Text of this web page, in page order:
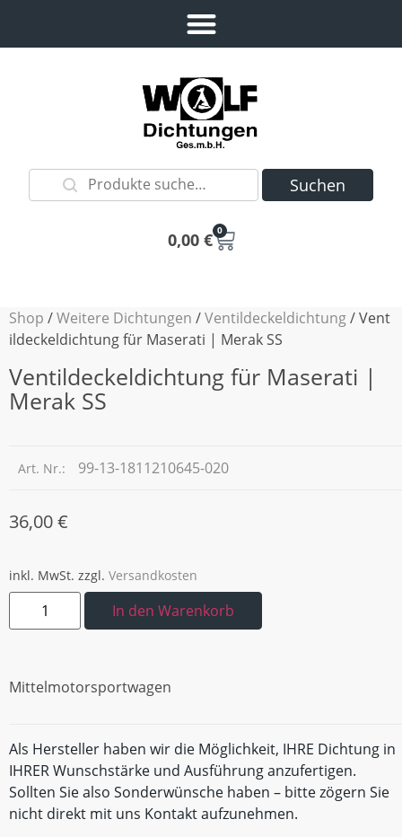
Suchen
0,00 € 0
Shop /Weitere Dichtungen /Ventildeckeldichtung/ Vent
ildeckeldichtung für Maserati | Merak SS
Ventildeckeldichtung für Maserati |
Merak SS
Art. Nr.: 99-13-1811210645-020
36,00€
inkl. MwSt. zzgl. Versandkosten
In den Warenkorb
Mittelmotorsportwagen
Als Hersteller haben wir die Möglichkeit, IHRE Dichtung in
IHRER Wunschstärke und Ausführung anzufertigen.
Sollten Sie also Sonderwünsche haben – bitte zögern Sie
nicht direkt mit uns Kontakt aufzunehmen.